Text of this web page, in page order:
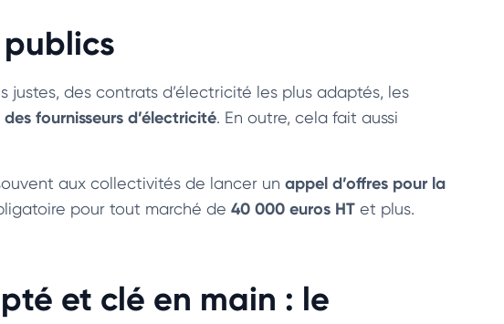
justes, des contrats d’électricité les plus adaptés, les
fournisseurs d’électricité. En outre, cela fait aussi
aux collectivités de lancer un appel d’offres pour la
pour tout marché de 40 000 euros HT et plus.
et clé en main : le